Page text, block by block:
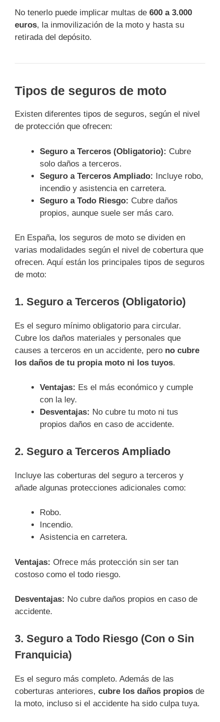
No tenerlo puede implicar multas de 600 a 3.000
euros, la inmovilización de la moto y hasta su
retirada del depósito.
Tipos de seguros de moto
Existen diferentes tipos de seguros, según el nivel
de protección que ofrecen:
Seguro a Terceros (Obligatorio): Cubre
solo daños a terceros.
Seguro a Terceros Ampliado: Incluye robo,
incendio y asistencia en carretera.
Seguro a Todo Riesgo: Cubre daños
propios, aunque suele ser más caro.
En España, los seguros de moto se dividen en
varias modalidades según el nivel de cobertura que
ofrecen. Aquí están los principales tipos de seguros
de moto:
1. Seguro a Terceros (Obligatorio)
Es el seguro mínimo obligatorio para circular.
Cubre los daños materiales y personales que
causes a terceros en un accidente, pero no cubre
los daños de tu propia moto ni los tuyos.
Ventajas: Es el más económico y cumple
con la ley.
Desventajas: No cubre tu moto ni tus
propios daños en caso de accidente.
2. Seguro a Terceros Ampliado
Incluye las coberturas del seguro a terceros y
añade algunas protecciones adicionales como:
Robo.
Incendio.
Asistencia en carretera.
Ventajas: Ofrece más protección sin ser tan
costoso como el todo riesgo.
Desventajas: No cubre daños propios en caso de
accidente.
3. Seguro a Todo Riesgo (Con o Sin
Franquicia)
Es el seguro más completo. Además de las
coberturas anteriores, cubre los daños propios de
la moto, incluso si el accidente ha sido culpa tuya.